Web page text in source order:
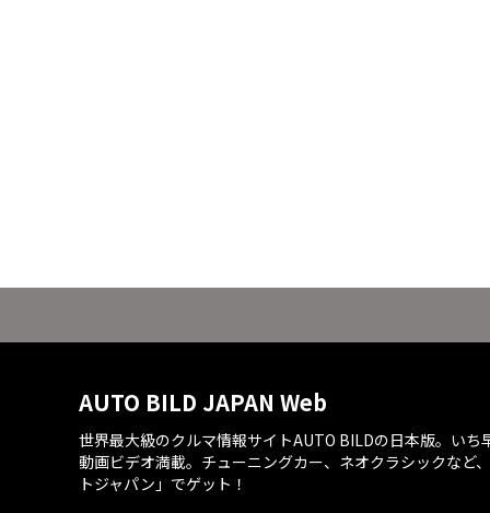
AUTO BILD JAPAN Web
世界最大級のクルマ情報サイトAUTO BILDの日本版。い
動画ビデオ満載。チューニングカー、ネオクラシックなど
トジャパン」でゲット！